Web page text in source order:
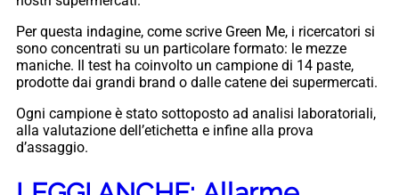
Per questa indagine, come scrive Green Me, i ricercatori si
sono concentrati su un particolare formato: le mezze
maniche. Il test ha coinvolto un campione di 14 paste,
prodotte dai grandi brand o dalle catene dei supermercati.
Ogni campione è stato sottoposto ad analisi laboratoriali,
alla valutazione dell’etichetta e infine alla prova
d’assaggio.